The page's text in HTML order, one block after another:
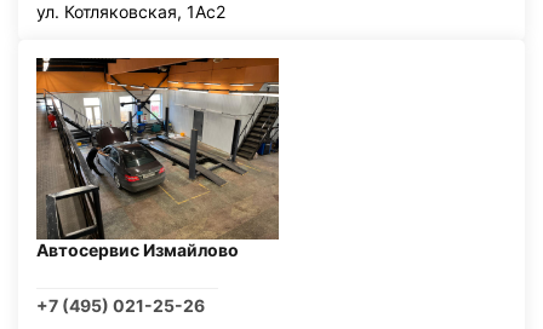
ул. Котляковская, 1Ас2
Автосервис Измайлово
+7 (495) 021-25-26